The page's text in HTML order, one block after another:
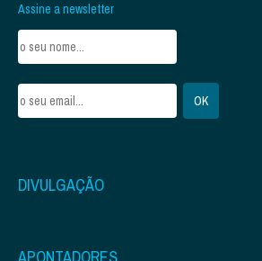
Assine a newsletter
DIVULGAÇÃO